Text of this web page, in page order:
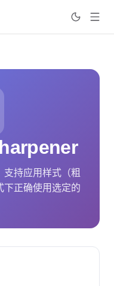
持应用样式（粗
下正确使用选定的